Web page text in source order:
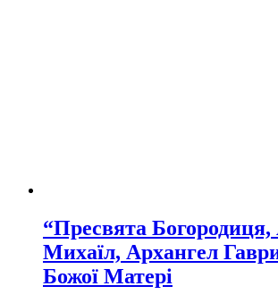
“Пресвята Богородиця,
Михаїл, Архангел
Божої Матері